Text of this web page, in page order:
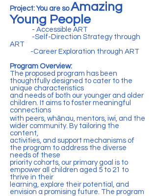
Project: You are soAmazing
Young People
- Accessible ART
-Self-Direction Strategy through
ART
-Career Exploration through ART
Program Overview:
The proposed program has been
thoughtfully designed to cater to the
unique characteristics
and needs of both our younger and older
children. It aims to foster meaningful
connections
with peers, whānau, mentors, iwi, and the
wider community. By tailoring the
content,
activities, and support mechanisms of
the program to address the diverse
needs of these
priority cohorts, our primary goal is to
empower all children aged 5 to 21 to
thrive in their
learning, explore their potential, and
envision a promising future. The program